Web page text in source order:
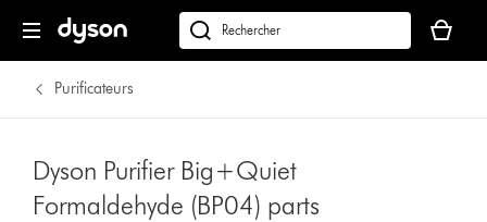
Rechercher
des
panier
est
Purificateurs
Dyson Purifier Big+Quiet
Formaldehyde (BP04) parts